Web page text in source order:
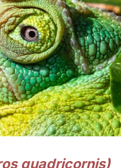
quadricornis)